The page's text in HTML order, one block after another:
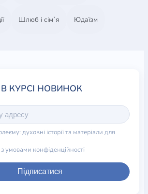
Шлюб і сім`я Юдаїзм
духовні історії та матеріали для
умовами конфіденційності
Підписатися